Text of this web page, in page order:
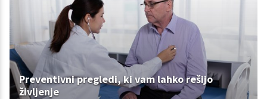
Preventivni pregledi, ki vam lahko rešijo
življenje